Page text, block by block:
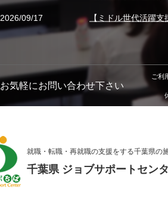
2026/09/17 【ミドル世代活躍
お気軽にお問い合わせ下さい
ご利
就職・転職・再就職の支援をする千葉県の
千葉県 ジョブサポートセン